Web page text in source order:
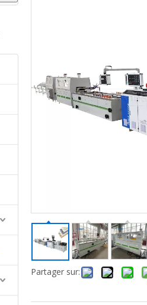
Partager sur: